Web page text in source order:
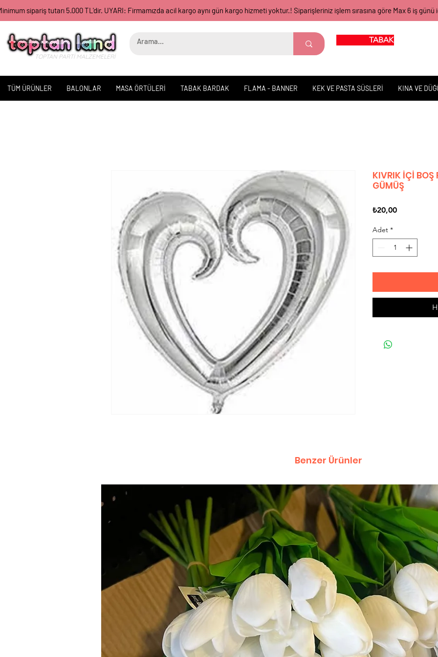
sipariş tutarı 5.000 TL'dir. UYARI: Firmamızda acil kargo aynı gün kargo hizmeti yoktur.! Siparişleriniz işlem sırasına göre Max 6 iş
TOPTAN PARTİ MALZEMELERİ
TABAK BARDAK
TÜM ÜRÜNLER BALONLAR MASA ÖRTÜLERİ TABAK BARDAK FLAMA - BANNER KEK VE PASTA SÜSLERİ KINA VE
KIVRIK İÇİ BOŞ
GÜMÜŞ
₺20,00Fiyat
Adet *
Benzer Ürünler